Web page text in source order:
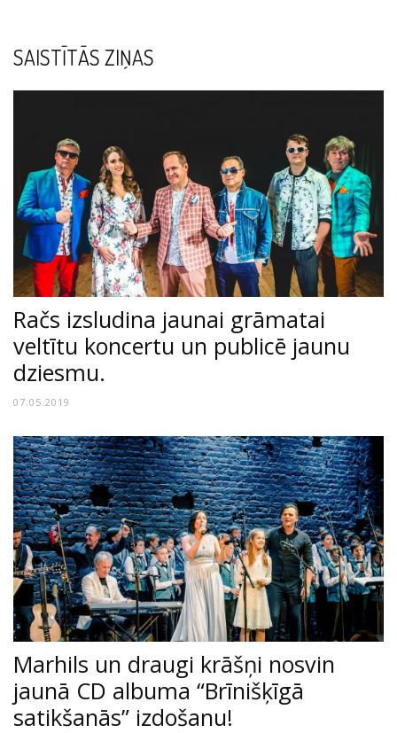
SAISTĪTĀS ZIŅAS
Račs izsludina jaunai grāmatai
veltītu koncertu un publicē jaunu
dziesmu.
07.05.2019
Marhils un draugi krāšņi nosvin
jaunā CD albuma “Brīnišķīgā
satikšanās” izdošanu!